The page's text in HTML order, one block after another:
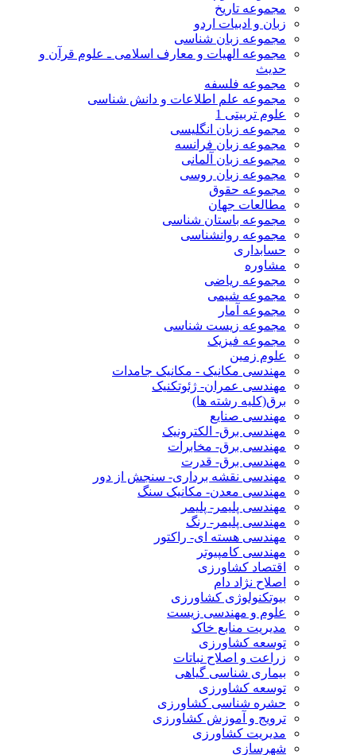
مجموعه تاریخ
زبان و ادبیات اردو
مجموعه زبان شناسی
مجموعه الهیات و معارف اسلامی ـ علوم قرآن و
حدیث
مجموعه فلسفه
مجموعه علم اطلاعات و دانش شناسی
علوم تربیتی 1
مجموعه زبان انگلیسی
مجموعه زبان فرانسه
مجموعه زبان آلمانی
مجموعه زبان روسی
مجموعه حقوق
مطالعات جهان
مجموعه باستان شناسی
مجموعه روانشناسی
حسابداری
مشاوره
مجموعه ریاضی
مجموعه شیمی
مجموعه آمار
مجموعه زیست شناسی
مجموعه فیزیک
علوم زمین
مهندسی مکانیک - مکانیک جامدات
مهندسی عمران- ژئوتکنیک
برق(کلیه رشته ها)
مهندسی صنایع
مهندسی برق- الکترونیک
مهندسی برق- مخابرات
مهندسی برق- قدرت
مهندسی نقشه برداری- سنجش از دور
مهندسی معدن- مکانیک سنگ
مهندسی پلیمر- پلیمر
مهندسی پلیمر- رنگ
مهندسی هسته ای- راکتور
مهندسی کامپیوتر
اقتصاد کشاورزی
اصلاح نژاد دام
بیوتکنولوژی کشاورزی
علوم و مهندسی زیست
مدیریت منابع خاک
توسعه کشاورزی
زراعت و اصلاح نباتات
بیماری شناسی گیاهی
توسعه کشاورزی
حشره شناسی کشاورزی
ترویج و آموزش کشاورزی
مدیریت کشاورزی
شهرسازی